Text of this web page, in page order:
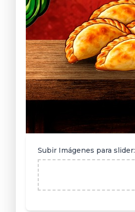
Subir Imágenes para slider: